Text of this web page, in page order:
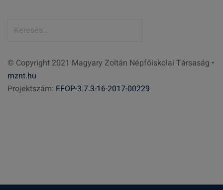
e
s
é
© Copyright 2021 Magyary Zoltán Népfőiskolai Társaság •
mznt.hu
Projektszám: EFOP-3.7.3-16-2017-00229